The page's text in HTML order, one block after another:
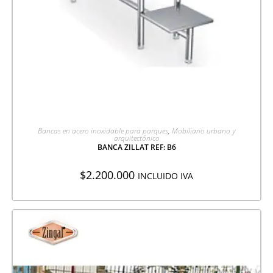
AGREGAR A COTIZACIÓN
Bancas en acero inoxidable para parques, Mobiliario urbano y
arquitectónico
BANCA ZILLAT REF: B6
$2.200.000 INCLUIDO IVA